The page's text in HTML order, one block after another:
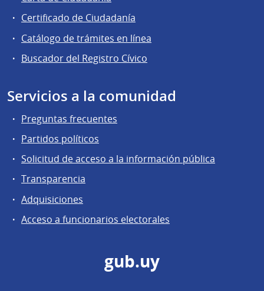
Certificado de Ciudadanía
Catálogo de trámites en línea
Buscador del Registro Cívico
Servicios a la comunidad
Preguntas frecuentes
Partidos políticos
Solicitud de acceso a la información pública
Transparencia
Adquisiciones
Acceso a funcionarios electorales
gub.uy